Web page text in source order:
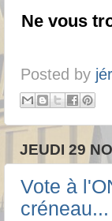
Ne vous
Posted by
JEUDI 29
Vote à
créneau...